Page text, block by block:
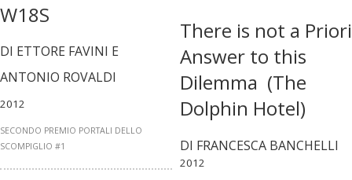
W18S
DI ETTORE FAVINI E
ANTONIO ROVALDI
2012
SECONDO PREMIO PORTALI DELLO
SCOMPIGLIO #1
There is not a Priori
Answer to this
Dilemma (The
Dolphin Hotel)
DI FRANCESCA BANCHELLI
2012